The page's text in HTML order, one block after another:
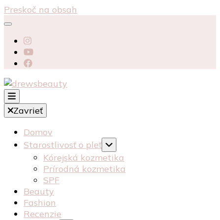
Preskoč na obsah
drewsbeauty
starostlivosť péče o pleť recenzia recenze
kosmetika kozmetika
Zavrieť
Domov
Starostlivosť o pleť
Kórejská kozmetika
Prírodná kozmetika
SPF
Beauty
Fashion
Recenzie